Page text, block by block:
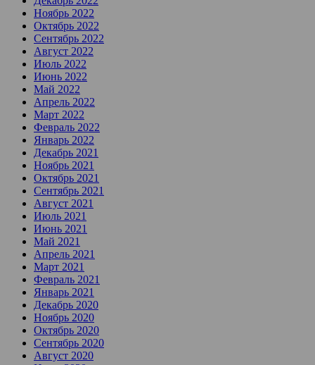
Ноябрь 2022
Октябрь 2022
Сентябрь 2022
Август 2022
Июль 2022
Июнь 2022
Май 2022
Апрель 2022
Март 2022
Февраль 2022
Январь 2022
Декабрь 2021
Ноябрь 2021
Октябрь 2021
Сентябрь 2021
Август 2021
Июль 2021
Июнь 2021
Май 2021
Апрель 2021
Март 2021
Февраль 2021
Январь 2021
Декабрь 2020
Ноябрь 2020
Октябрь 2020
Сентябрь 2020
Август 2020